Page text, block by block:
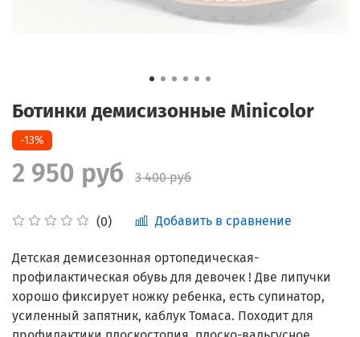
Ботинки демисизонные Minicolor
(0) Добавить в сравнение
-13%
2 950 руб 3 400 руб
Детская демисезонная ортопедическая-
профилактическая обувь для девочек ! Две липучки
хорошо фиксирует ножку ребенка, есть супинатор,
усиленный запятник, каблук Томаса. Походит для